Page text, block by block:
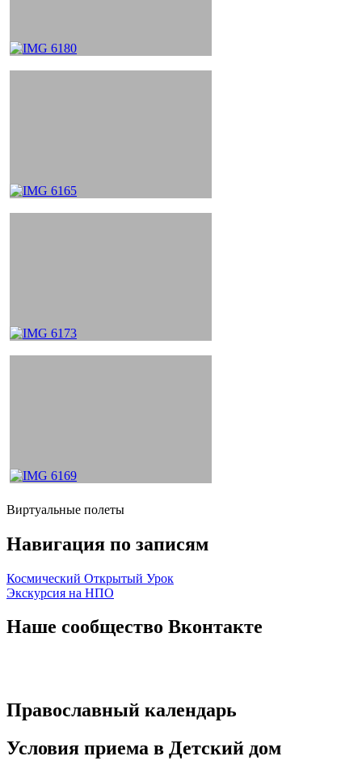
Виртуальные полеты
Навигация по записям
Космический Открытый Урок
Экскурсия на НПО
Наше сообщество Вконтакте
Православный календарь
Условия приема в Детский дом